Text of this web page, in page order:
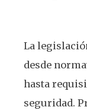
La
desde
hasta
seguridad.